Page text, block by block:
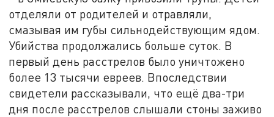
отделяли от родителей и отравляли,
смазывая им губы сильнодействующим ядом.
Убийства продолжались больше суток. В
первый день расстрелов было уничтожено
более 13 тысячи евреев. Впоследствии
свидетели рассказывали, что ещё два-три
дня после расстрелов слышали стоны заживо